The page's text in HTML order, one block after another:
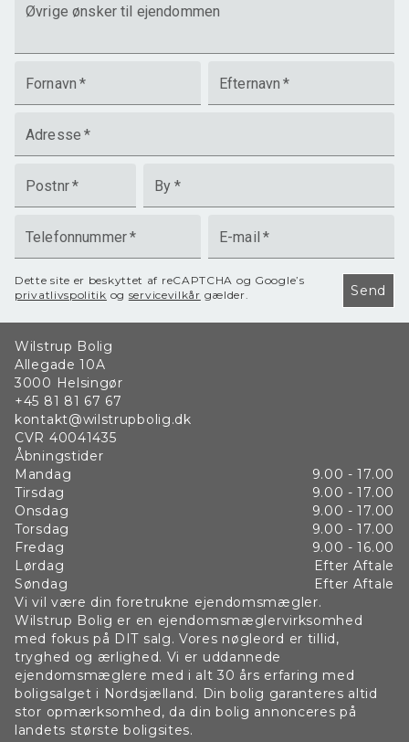
Øvrige ønsker til ejendommen
Fornavn * Efternavn *
Adresse *
Postnr* By *
Telefonnummer* E-mail *
Dette site er beskyttet af reCAPTCHA og Google’s
privatlivspolitik og servicevilkår gælder. Send
Wilstrup Bolig
Allegade 10A
3000 Helsingør
+45 81 81 67 67
kontakt@wilstrupbolig.dk
CVR 40041435
Åbningstider
Mandag
9.00 - 17.00
Tirsdag
9.00 - 17.00
Onsdag
9.00 - 17.00
Torsdag
9.00 - 17.00
Fredag
9.00 - 16.00
Lørdag
Efter Aftale
Søndag
Efter Aftale
Vi vil være din foretrukne ejendomsmægler.
Wilstrup Bolig er en ejendomsmæglervirksomhed
med fokus på DIT salg. Vores nøgleord er tillid,
tryghed og ærlighed. Vi er uddannede
ejendomsmæglere med i alt 30 års erfaring med
boligsalget i Nordsjælland. Din bolig garanteres altid
stor opmærksomhed, da din bolig annonceres på
landets største boligsites.